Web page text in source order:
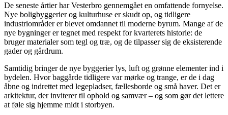
De seneste årtier har Vesterbro gennemgået en omfattende fornyelse.
Nye boligbyggerier og kulturhuse er skudt op, og tidligere
industriområder er blevet omdannet til moderne byrum. Mange af de
nye bygninger er tegnet med respekt for kvarterets historie: de
bruger materialer som tegl og træ, og de tilpasser sig de eksisterende
gader og gårdrum.
Samtidig bringer de nye byggerier lys, luft og grønne elementer ind i
bydelen. Hvor baggårde tidligere var mørke og trange, er de i dag
åbne og indrettet med legepladser, fællesborde og små haver. Det er
arkitektur, der inviterer til ophold og samvær – og som gør det lettere
at føle sig hjemme midt i storbyen.